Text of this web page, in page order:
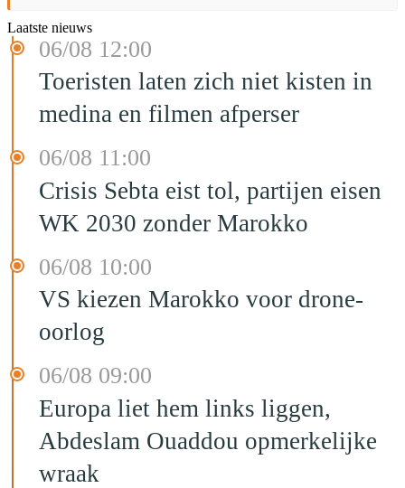
Laatste nieuws
06/08 12:00
Toeristen laten zich niet kisten in
medina en filmen afperser
06/08 11:00
Crisis Sebta eist tol, partijen eisen
WK 2030 zonder Marokko
06/08 10:00
VS kiezen Marokko voor drone-
oorlog
06/08 09:00
Europa liet hem links liggen,
Abdeslam Ouaddou opmerkelijke
wraak